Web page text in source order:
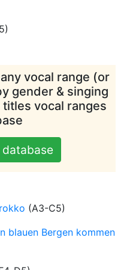
)
vocal range (or
gender & singing
vocal ranges
database
(A3-C5)
blauen Bergen kommen